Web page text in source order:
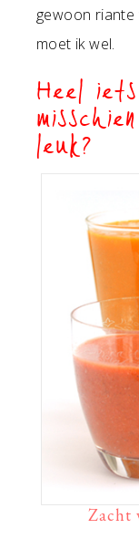
gewoon
moet ik wel.
Heel
leuk?
Zacht